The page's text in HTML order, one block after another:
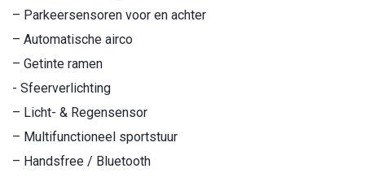
– Parkeersensoren voor en achter
– Automatische airco
– Getinte ramen
- Sfeerverlichting
– Licht- & Regensensor
– Multifunctioneel sportstuur
– Handsfree / Bluetooth